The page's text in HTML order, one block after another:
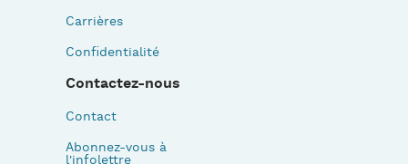
Carrières
Confidentialité
Contactez-nous
Contact
Abonnez-vous à
l'infolettre